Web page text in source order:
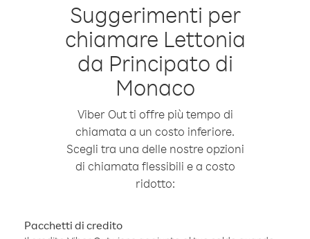
Suggerimenti per
chiamare Lettonia
da Principato di
Monaco
Viber Out ti offre più tempo di
chiamata a un costo inferiore.
Scegli tra una delle nostre opzioni
di chiamata flessibili e a costo
ridotto:
Pacchetti di credito